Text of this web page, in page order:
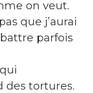
on veut.
que j’aurai
parfois
des tortures.